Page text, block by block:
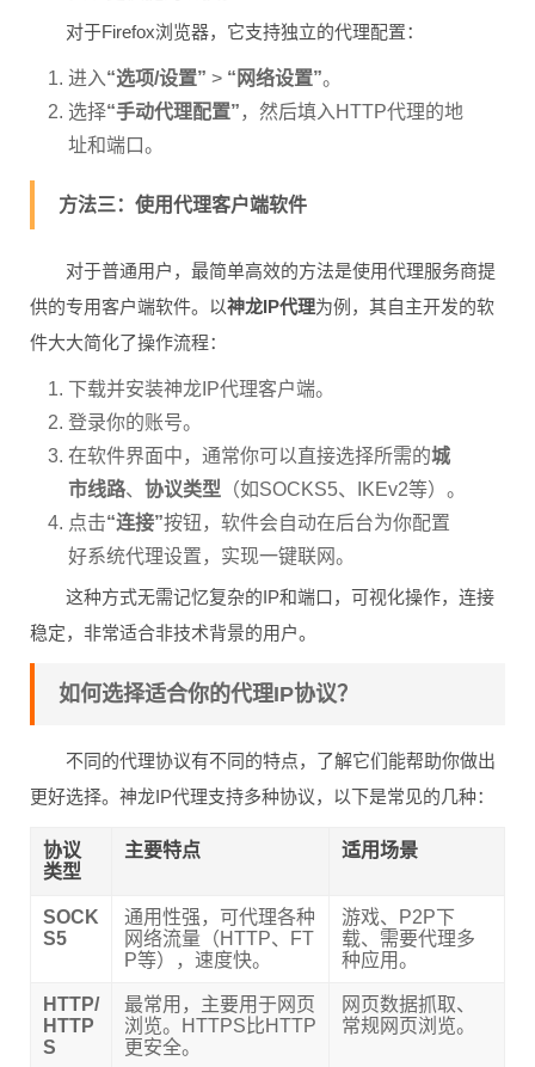
对于Firefox浏览器，它支持独立的代理配置：
进入“选项/设置” > “网络设置”。
选择“手动代理配置” ，然后填入HTTP代理的地
址和端口。
方法三：使用代理客户端软件
对于普通用户，最简单高效的方法是使用代理服务商提
供的专用客户端软件。以神龙IP代理为例，其自主开发的软
件大大简化了操作流程：
下载并安装神龙IP代理客户端。
登录你的账号。
在软件界面中，通常你可以直接选择所需的城
市线路、 协议类型 （如SOCKS5、IKEv2等）。
点击“连接”按钮，软件会自动在后台为你配置
好系统代理设置，实现一键联网。
这种方式无需记忆复杂的IP和端口，可视化操作，连接
稳定，非常适合非技术背景的用户。
如何选择适合你的代理IP协议？
不同的代理协议有不同的特点，了解它们能帮助你做出
更好选择。神龙IP代理支持多种协议，以下是常见的几种：
协议
类型
主要特点 适用场景
SOCK
S5
通用性强，可代理各种
网络流量（HTTP、FT
P等），速度快。
游戏、P2P下
载、需要代理多
种应用。
HTTP/
HTTP
S
最常用，主要用于网页
浏览。HTTPS比HTTP
更安全。
网页数据抓取、
常规网页浏览。